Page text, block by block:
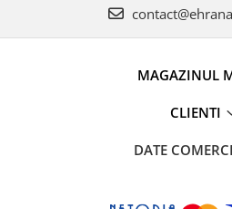
MAGAZINUL
CLIENTI
DATE